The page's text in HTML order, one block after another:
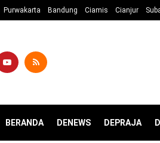
Purwakarta Bandung Ciamis Cianjur
BERANDA DENEWS DEPRAJA